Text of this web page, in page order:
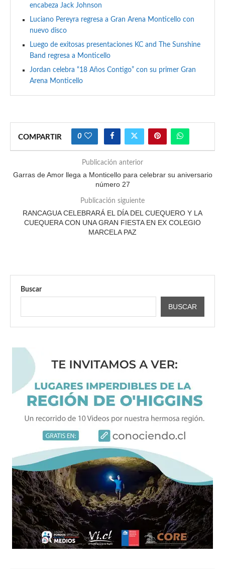
encabeza Jack Johnson
Luciano Pereyra regresa a Gran Arena Monticello con
nuevo disco
Luego de exitosas presentaciones KC and The Sunshine
Band regresa a Monticello
Jordan celebra “18 Años Contigo” con su primer Gran
Arena Monticello
COMPARTIR 0
Publicación anterior
Garras de Amor llega a Monticello para celebrar su aniversario
número 27
Publicación siguiente
RANCAGUA CELEBRARÁ EL DÍA DEL CUEQUERO Y LA
CUEQUERA CON UNA GRAN FIESTA EN EX COLEGIO
MARCELA PAZ
Buscar
BUSCAR